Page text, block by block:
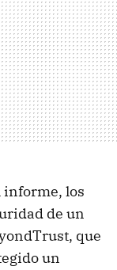
informe, los
de un
que
un